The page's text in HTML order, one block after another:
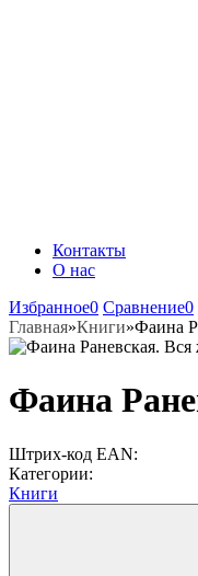
Контакты
О нас
Избранное0 Сравнение0
Главная»Книги»Фаина
Фаина
Штрих-код EAN:
Категории:
Книги